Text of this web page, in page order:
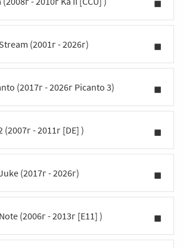
(2001г - 2026г)
(2017г - 2026г Picanto 3)
(2007г - 2011г [DE] )
(2017г - 2026г)
(2006г - 2013г [E11] )